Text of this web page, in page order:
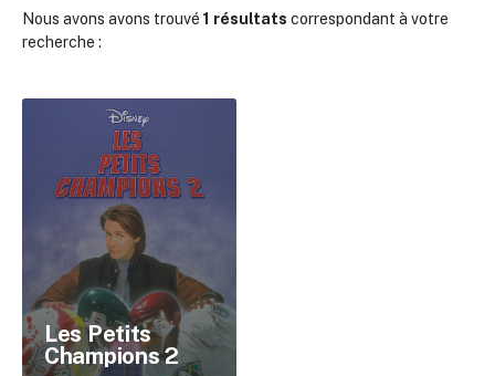
Nous avons avons trouvé 1 résultats correspondant à votre
recherche :
Les Petits
Champions 2
✕